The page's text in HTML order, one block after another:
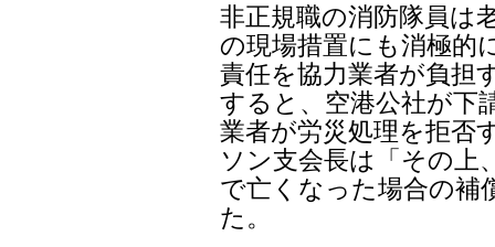
非正規職の消防隊員は
の現場措置にも消極的
責任を協力業者が負担
すると、空港公社が下
業者が労災処理を拒否
ソン支会長は「その上
で亡くなった場合の補
た。